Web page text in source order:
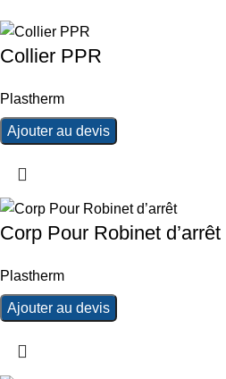
Collier PPR
Plastherm
Ajouter au devis
Corp Pour Robinet d’arrêt
Plastherm
Ajouter au devis